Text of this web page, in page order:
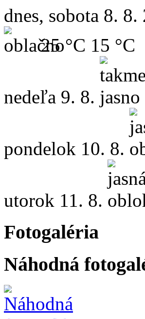
dnes, sobota 8. 8.
25 °C 15 °C
nedeľa 9. 8.
pondelok 10. 8.
utorok 11. 8.
Fotogaléria
Náhodná